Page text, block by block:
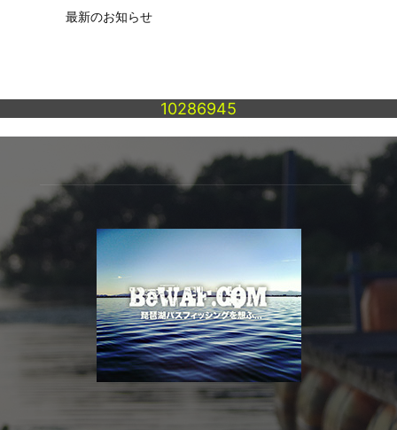
最新のお知らせ
10286945